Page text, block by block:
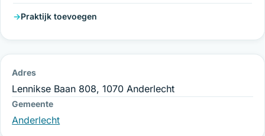
Praktijk toevoegen
Adres
Lennikse Baan 808, 1070 Anderlecht
Gemeente
Anderlecht